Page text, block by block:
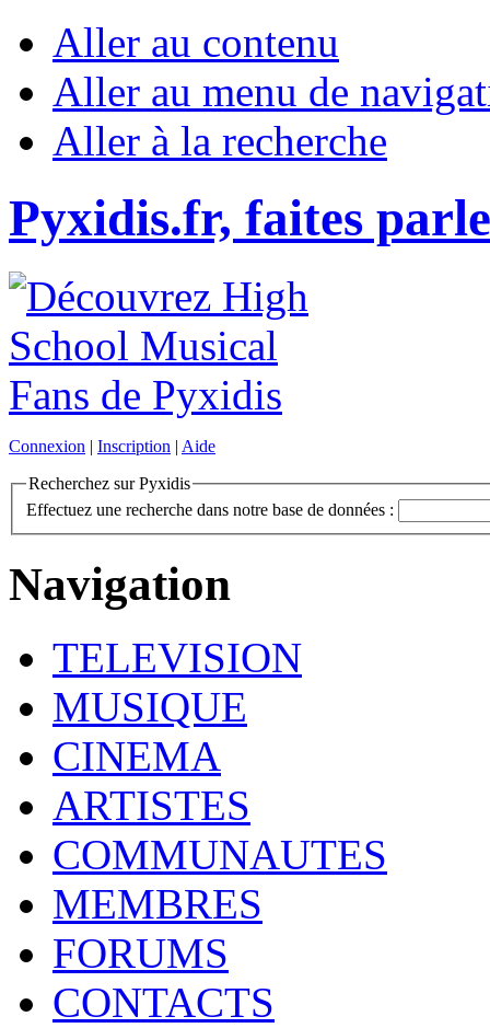
Aller au contenu
Aller au menu de
Aller à la recherche
Pyxidis.fr, faites
Connexion | Inscription | Aide
Recherchez sur Pyxidis
Effectuez une recherche dans notre base de données :
Navigation
TELEVISION
MUSIQUE
CINEMA
ARTISTES
COMMUNAUTES
MEMBRES
FORUMS
CONTACTS